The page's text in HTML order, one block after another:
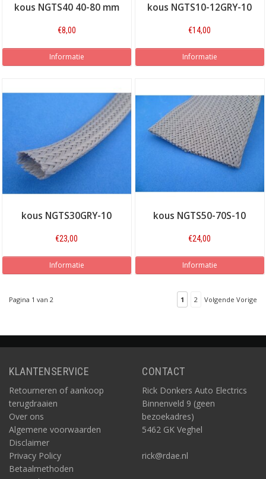
kous NGTS40 40-80 mm
€8,00
Informatie
kous NGTS10-12GRY-10
€14,00
Informatie
kous NGTS30GRY-10
€23,00
Informatie
kous NGTS50-70S-10
€24,00
Informatie
Pagina 1 van 2 1 2 Volgende Vorige
KLANTENSERVICE
Retourneren of aankoop
terugdraaien
Over ons
Algemene voorwaarden
Disclaimer
Privacy Policy
Betaalmethoden
CONTACT
Rick Donkers Auto Electrics
Binnenveld 9 (geen
bezoekadres)
5462 GK Veghel
rick@rdae.nl